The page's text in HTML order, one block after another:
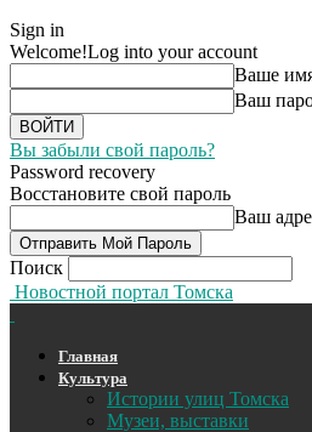
Sign in
Welcome!Log into your account
Ваше
Ваш
Вы забыли свой пароль?
Password recovery
Восстановите свой пароль
Ваш
Поиск
Новостной портал Томска
Главная
Культура
Истории улиц Томска
Музеи, выставки